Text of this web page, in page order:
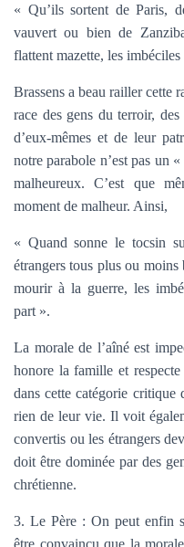
« Qu’ils sortent de Paris,
vauvert ou bien de
flattent mazette, les
Brassens a beau railler cette
race des gens du terroir,
d’eux-mêmes et de leur
notre parabole n’est pas un
malheureux. C’est que
moment de malheur. Ainsi,
« Quand sonne le tocsin
étrangers tous plus ou
mourir à la guerre, les
part ».
La morale de l’aîné est
honore la famille et
dans cette catégorie
rien de leur vie. Il voit
convertis ou les étrangers
doit être dominée par des
chrétienne.
3. Le Père : On peut enfin
être convaincu que la